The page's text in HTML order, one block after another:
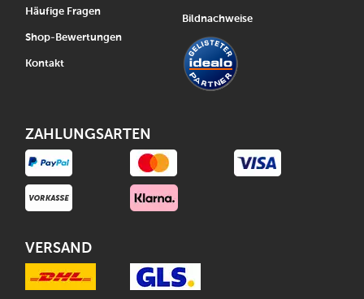
Häufige Fragen
Shop-Bewertungen
Kontakt
Bildnachweise
ZAHLUNGSARTEN
VERSAND